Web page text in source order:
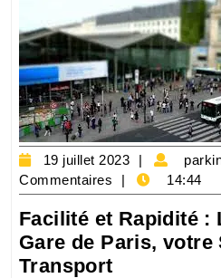
19 juillet 2023
19
juillet
2023
Commentaires
14:44
Facilité et Rapidité :
Gare de Paris, votre
TransportFacilité